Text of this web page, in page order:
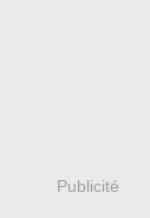
Publicité